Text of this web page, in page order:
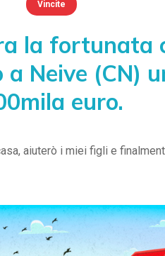
Vincite
la fortunata
Neive (CN)
euro.
aiuterò i miei figli e